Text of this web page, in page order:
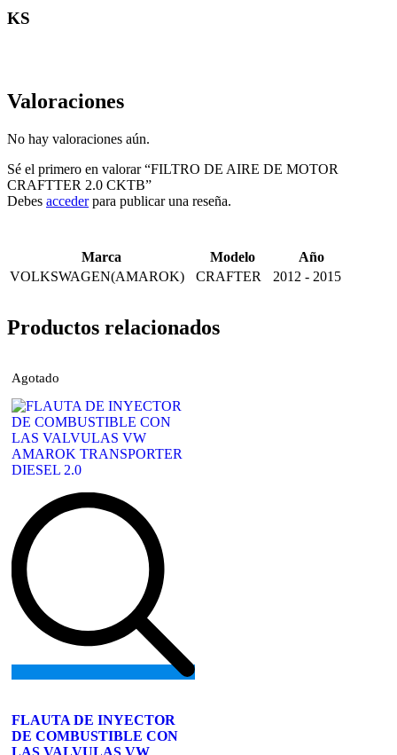
KS
Valoraciones
No hay valoraciones aún.
Sé el primero en valorar “FILTRO DE AIRE DE MOTOR
CRAFTTER 2.0 CKTB”
Debes accederpara publicar una reseña.
Marca Modelo
Año
VOLKSWAGEN(AMAROK)
CRAFTER 2012 - 2015
Productos relacionados
Agotado
to
wishlist
FLAUTA DE INYECTOR
DE COMBUSTIBLE CON
LAS VALVULAS VW